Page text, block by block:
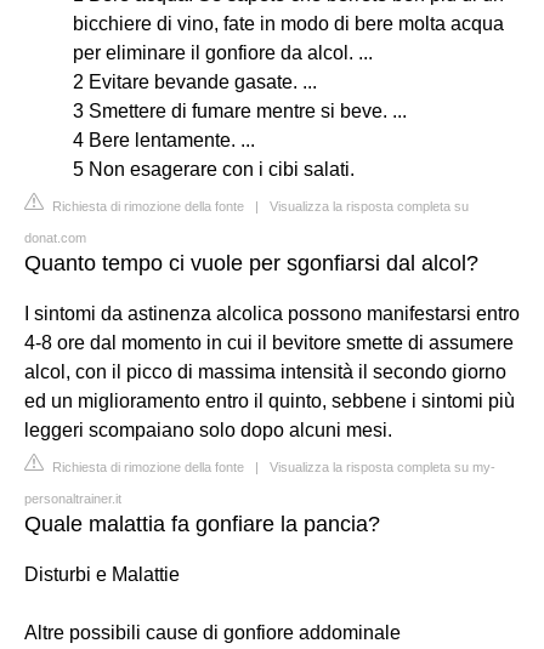
bicchiere di vino, fate in modo di bere molta acqua
per eliminare il gonfiore da alcol. ...
2 Evitare bevande gasate. ...
3 Smettere di fumare mentre si beve. ...
4 Bere lentamente. ...
5 Non esagerare con i cibi salati.
Richiesta di rimozione della fonte | Visualizza la risposta completa su
donat.com
Quanto tempo ci vuole per sgonfiarsi dal alcol?
I sintomi da astinenza alcolica possono manifestarsi entro
4-8 ore dal momento in cui il bevitore smette di assumere
alcol, con il picco di massima intensità il secondo giorno
ed un miglioramento entro il quinto, sebbene i sintomi più
leggeri scompaiano solo dopo alcuni mesi.
Richiesta di rimozione della fonte | Visualizza la risposta completa su my-
personaltrainer.it
Quale malattia fa gonfiare la pancia?
Disturbi e Malattie
Altre possibili cause di gonfiore addominale